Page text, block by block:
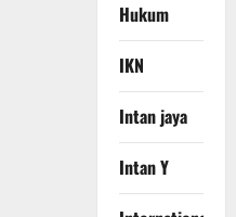
Hukum
IKN
Intan jaya
Intan Y